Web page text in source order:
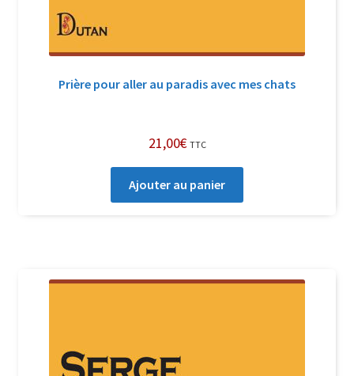
Prière pour aller au paradis avec mes chats
21,00€ TTC
Ajouter au panier